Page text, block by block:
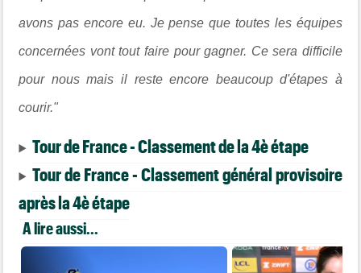
avons pas encore eu. Je pense que toutes les équipes
concernées vont tout faire pour gagner. Ce sera difficile
pour nous mais il reste encore beaucoup d'étapes à
courir."
Tour de France - Classement de la 4è étape
Tour de France - Classement général provisoire
après la 4è étape
A lire aussi...